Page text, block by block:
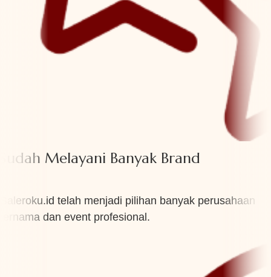
Sudah Melayani Banyak Brand
Saleroku.id telah menjadi pilihan banyak perusahaan
ternama dan event profesional.